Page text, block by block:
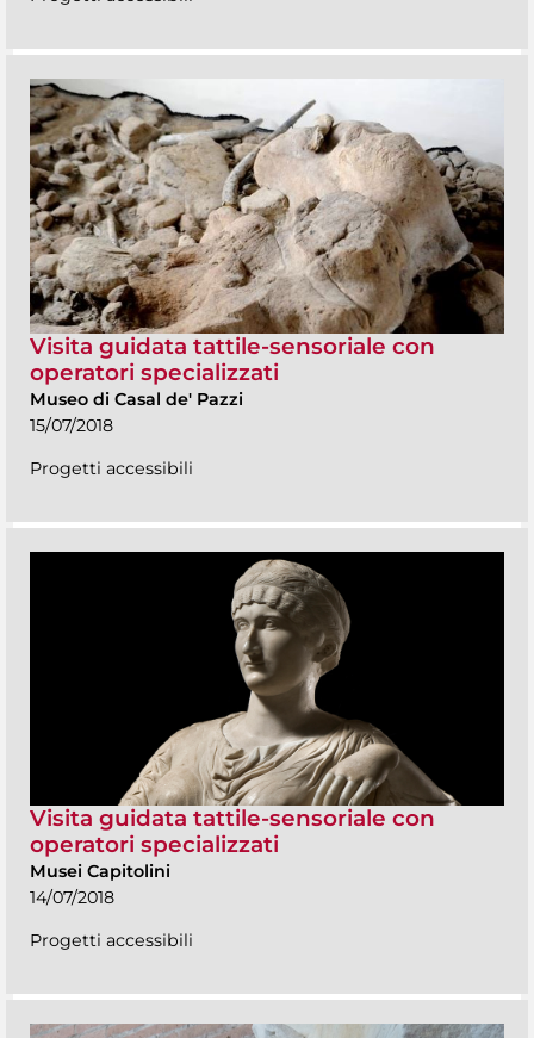
Visita guidata tattile-sensoriale con
operatori specializzati
Museo di Casal de' Pazzi
15/07/2018
Progetti accessibili
Visita guidata tattile-sensoriale con
operatori specializzati
Musei Capitolini
14/07/2018
Progetti accessibili